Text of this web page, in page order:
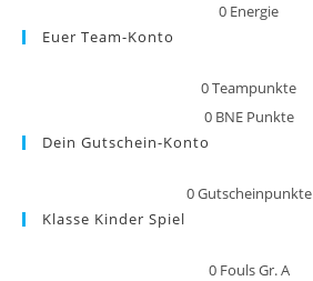
0 Energie
Euer Team-Konto
0Teampunkte
0 BNE Punkte
Dein Gutschein-Konto
0Gutscheinpunkte
Klasse Kinder Spiel
0 Fouls Gr. A